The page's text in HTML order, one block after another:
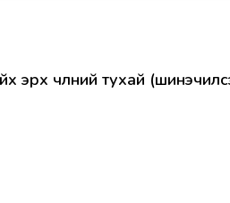
эрх чөлөөний тухай